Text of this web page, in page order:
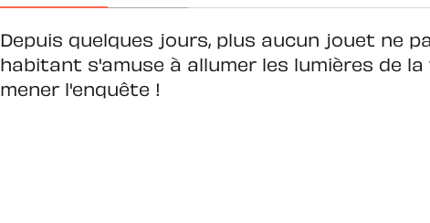
Depuis quelques jours, plus aucun jouet ne
habitant s'amuse à allumer les lumières de
mener l'enquête !